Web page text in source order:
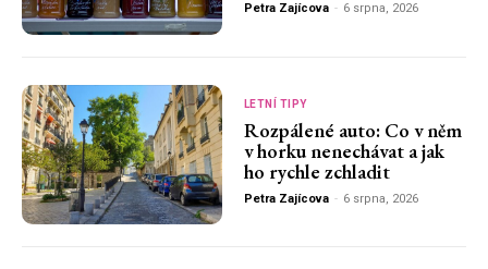
Petra Zajícova - 6 srpna, 2026
LETNÍ TIPY
Rozpálené auto: Co v něm
v horku nenechávat a jak
ho rychle zchladit
Petra Zajícova - 6 srpna, 2026